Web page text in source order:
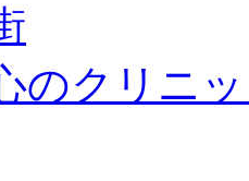
のクリニ